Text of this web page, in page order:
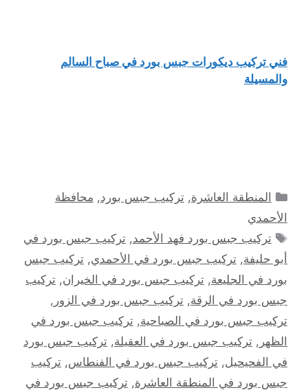
فني تركيب ديكورات جبس بورد في صباح السالم
والمسيلة
التصنيفات
المنطقة العاشرة,تركيب جبس بورد, محافظة
الأحمدي
الوسوم
تركيب جبس بورد فهد الأحمد,تركيب جبس بورد في
أبو حليفة, تركيب جبس بورد في الأحمدي, تركيب جبس
بورد في الجليعة, تركيب جبس بورد في الخيران, تركيب
جبس بورد في الرقة, تركيب جبس بورد في الزور ,
تركيب جبس بورد في الصباحية, تركيب جبس بورد في
الظهر , تركيب جبس بورد في العقيلة, تركيب جبس بورد
في الفحيحيل, تركيب جبس بورد في الفنطاس, تركيب
جبس بورد في المنطقة العاشرة, تركيب جبس بورد في